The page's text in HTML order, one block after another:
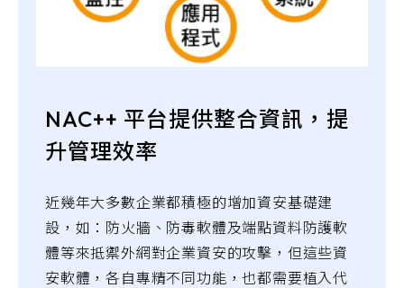
NAC++ 平台提供整合資訊，提
升管理效率
近幾年大多數企業都積極的增加資安基礎建
設，如：防火牆、防毒軟體及端點資料防護軟
體等來抵禦外網對企業資安的攻擊，但這些資
安軟體，各自專精不同功能，也都需要植入代